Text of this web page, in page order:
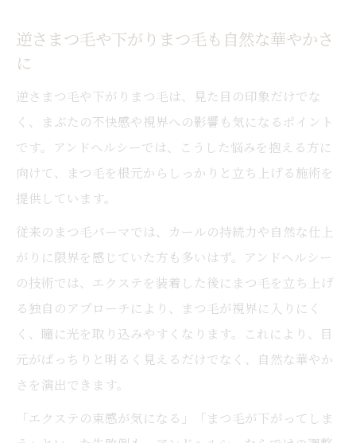
持続力と美しさを両立する大人女性の新常
大人女性が選ぶアンドヘルシーの魅力を解説
アンドヘルシーが大人女性に人気の理由を
探る
瞼のたるみや逆さまつ毛にも上品な印象を
エクステとパーマの併用で理想の目元へ導
く
40代からのまぶた悩みに寄り添う施術内容
アンドヘルシーで実現する持続力アップの
秘訣
40代のまぶたのたるみ改善に役立つ施術例
逆さまつ毛や下がりまつ毛も自然な華やかさ
に
逆さまつ毛や下がりまつ毛は、見た目の印象だけでな
く、まぶたの不快感や視界への影響も気になるポイント
です。アンドヘルシーでは、こうした悩みを抱える方に
向けて、まつ毛を根元からしっかりと立ち上げる施術を
提供しています。
従来のまつ毛パーマでは、カールの持続力や自然な仕上
がりに限界を感じていた方も多いはず。アンドヘルシー
の技術では、エクステを装着した後にまつ毛を立ち上げ
る独自のアプローチにより、まつ毛が視界に入りにく
く、瞳に光を取り込みやすくなります。これにより、目
元がぱっちりと明るく見えるだけでなく、自然な華やか
さを演出できます。
「エクステの束感が気になる」「まつ毛が下がってしま